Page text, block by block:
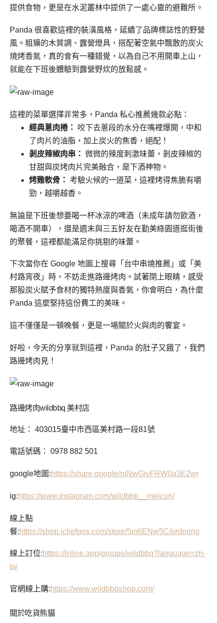
提供食物，更是在水泥叢林中提供了一處心靈的避難所。
Panda 很喜歡這裡的裝潢風格，延續了品牌標誌性的野營
風。粗獷的木質調、露營燈具，搭配著空氣中飄散的炭火
燒烤香氣，真的會有一種錯覺，以為自己不用開車上山，
就能在下班後體驗到露營野炊的放鬆感。
這裡的菜單選擇非常多，Panda 私心推薦幾款必點：
經典蔥肉捲：
咬下去蔥段的水分在嘴裡爆開，中和
了肉片的油脂，加上炭火的焦香，絕配！
剝皮辣椒肉串： 微微的辣度刺激味蕾，剝皮辣椒的
甘甜與炭烤肉片完美融合，是下酒神物。
烤雞軟骨： 考驗火候的一道菜，這裡烤得焦脆有嚼
勁，越嚼越香。
無論是下班後想要喝一杯冰涼的啤酒（未成年請勿飲酒，
喝酒不開車），還是週末與三五好友在勤美綠園道逛街後
的聚餐，這裡都能滿足你挑剔的味蕾。
下次當你在 Google 地圖上搜尋「台中串燒推薦」或「美
村路宵夜」時，不妨走進路邊烤肉。試著閉上眼睛，感受
那股炭火賦予食材的獨特熱度與香氣，你會明白，為什麼
Panda 這麼堅持這份費工的美味。
這不僅僅是一頓晚餐，更是一場關於火與肉的饗宴。
好啦，今天的分享就到這裡，Panda 的肚子又餓了，我們
路邊烤肉見！
路邊烤肉wildbbq 美村店
地址： 403015臺中市西區美村路一段81號
電話號碼： 0978 882 501
google地圖:https://share.google/njNwGivFRW0a3E2wr
ig:https://www.instagram.com/wildbbp__meicun/
線上點
餐:https://shop.ichefpos.com/store/5m6ENw5C/ordering
線上訂位:https://inline.app/groups/wildbbq?language=zh-
tw
官網線上購:https://www.wildbbqshop.com/
關於吃貨熊貓